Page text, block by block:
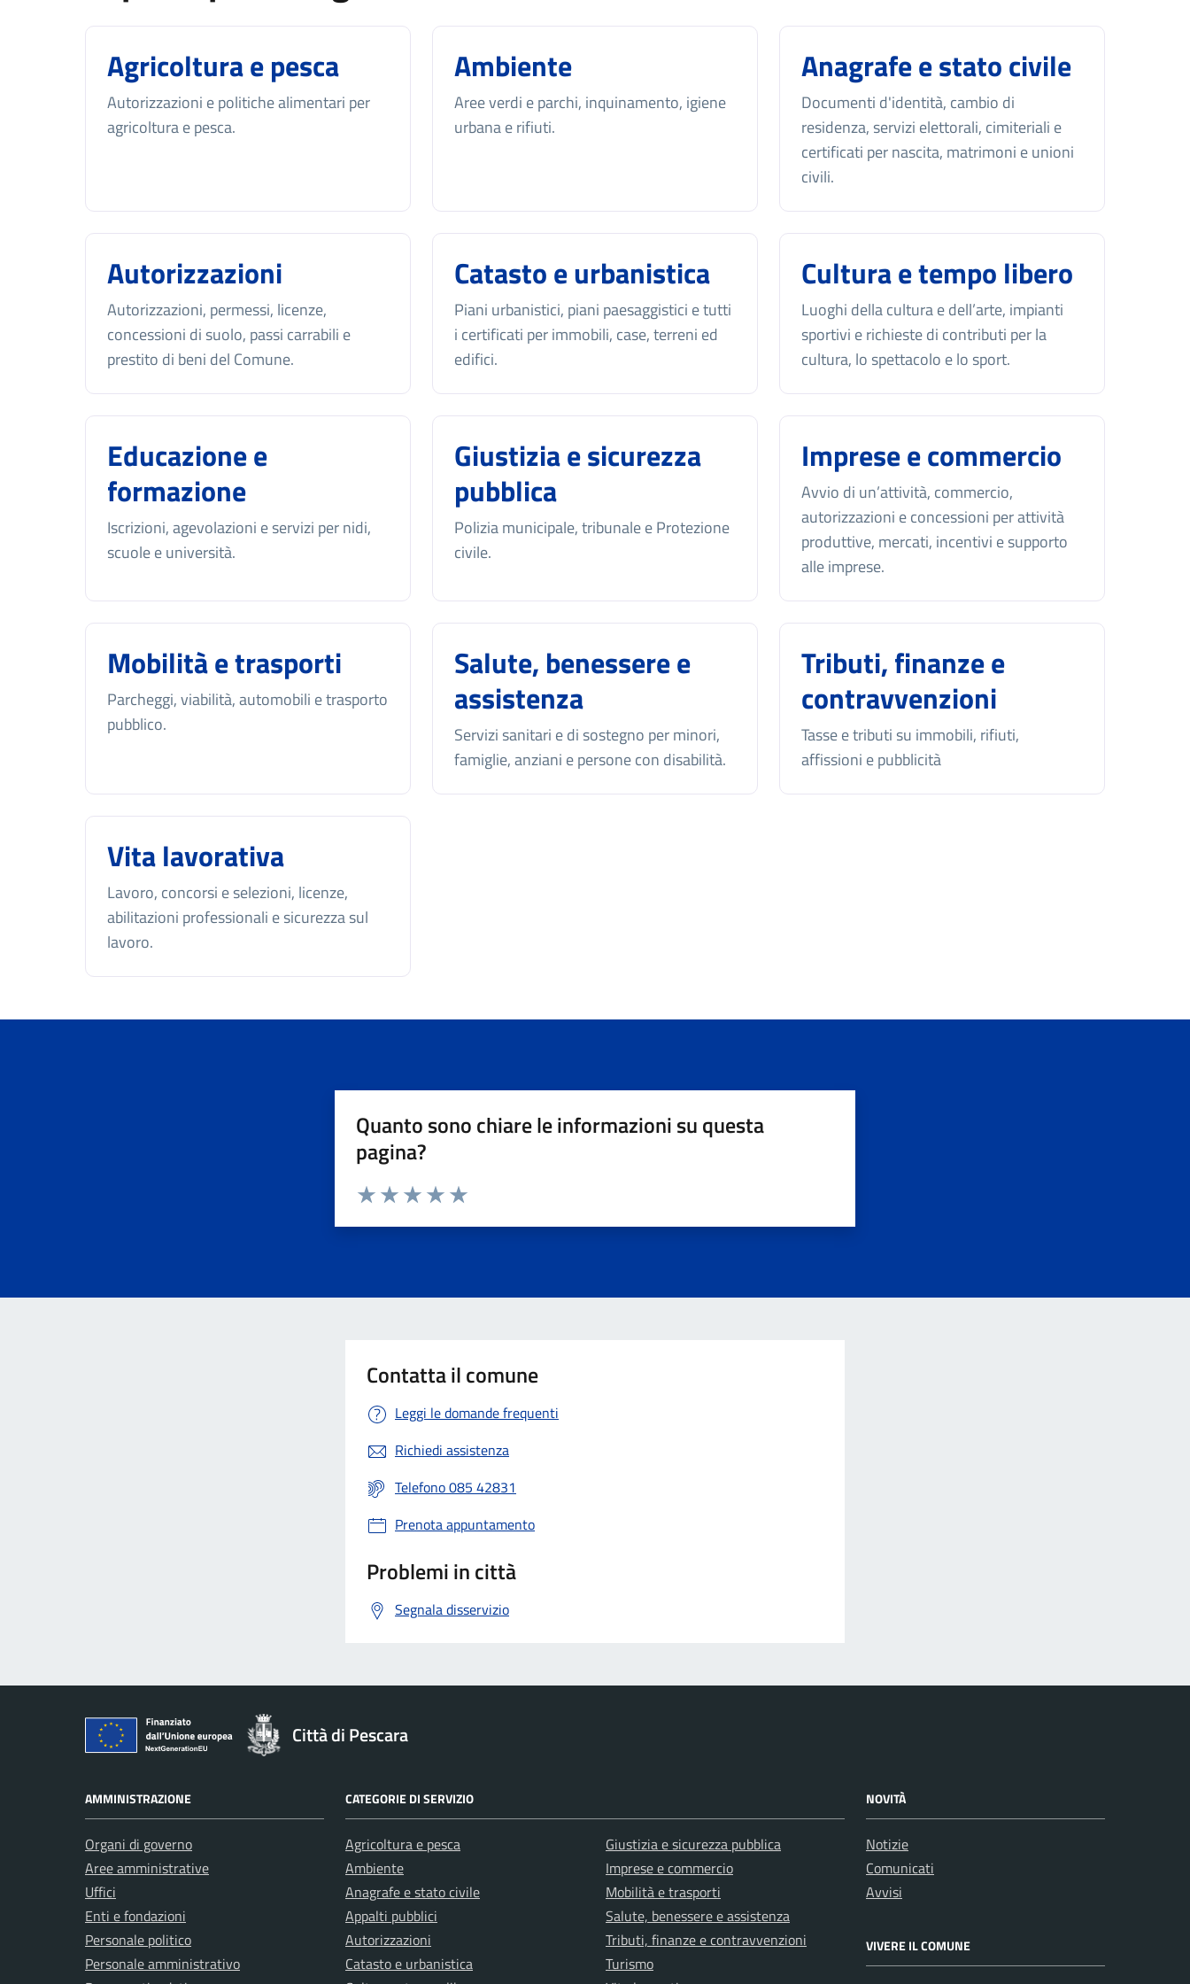
Agricoltura e pesca
Autorizzazioni e politiche alimentari per
agricoltura e pesca.
Ambiente
Aree verdi e parchi, inquinamento, igiene
urbana e rifiuti.
Anagrafe e stato civile
Documenti d'identità, cambio di
residenza, servizi elettorali, cimiteriali e
certificati per nascita, matrimoni e unioni
civili.
Autorizzazioni
Autorizzazioni, permessi, licenze,
concessioni di suolo, passi carrabili e
prestito di beni del Comune.
Catasto e urbanistica
Piani urbanistici, piani paesaggistici e tutti
i certificati per immobili, case, terreni ed
edifici.
Cultura e tempo libero
Luoghi della cultura e dell’arte, impianti
sportivi e richieste di contributi per la
cultura, lo spettacolo e lo sport.
Educazione e
formazione
Iscrizioni, agevolazioni e servizi per nidi,
scuole e università.
Giustizia e sicurezza
pubblica
Polizia municipale, tribunale e Protezione
civile.
Imprese e commercio
Avvio di un’attività, commercio,
autorizzazioni e concessioni per attività
produttive, mercati, incentivi e supporto
alle imprese.
Mobilità e trasporti
Parcheggi, viabilità, automobili e trasporto
pubblico.
Salute, benessere e
assistenza
Servizi sanitari e di sostegno per minori,
famiglie, anziani e persone con disabilità.
Tributi, finanze e
contravvenzioni
Tasse e tributi su immobili, rifiuti,
affissioni e pubblicità
Vita lavorativa
Lavoro, concorsi e selezioni, licenze,
abilitazioni professionali e sicurezza sul
lavoro.
Quanto sono chiare le informazioni su questa
pagina?
Contatta il comune
Leggi le domande frequenti
Richiedi assistenza
Telefono 085 42831
Prenota appuntamento
Problemi in città
Segnala disservizio
Città di Pescara
AMMINISTRAZIONE
Organi di governo
Aree amministrative
Uffici
Enti e fondazioni
Personale politico
Personale amministrativo
CATEGORIE DI SERVIZIO
Agricoltura e pesca
Ambiente
Anagrafe e stato civile
Appalti pubblici
Autorizzazioni
Catasto e urbanistica
Giustizia e sicurezza pubblica
Imprese e commercio
Mobilità e trasporti
Salute, benessere e assistenza
Tributi, finanze e contravvenzioni
Turismo
NOVITÀ
Notizie
Comunicati
Avvisi
VIVERE IL COMUNE